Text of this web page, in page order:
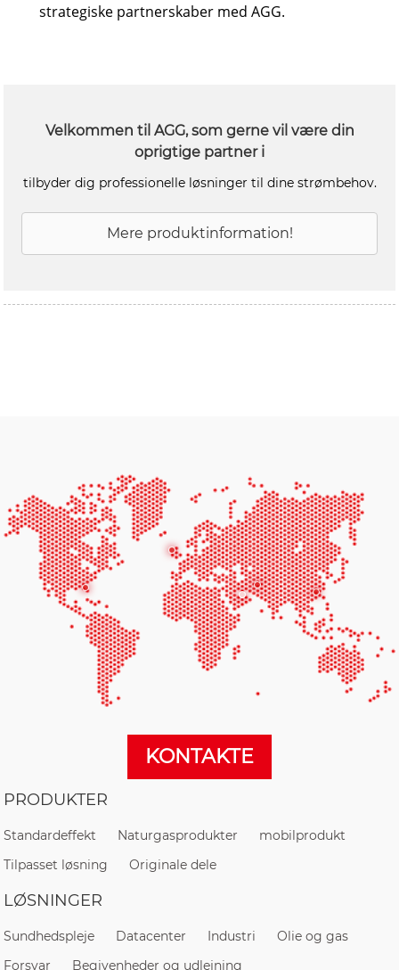
strategiske partnerskaber med AGG.
Velkommen til AGG, som gerne vil være din
oprigtige partner i
tilbyder dig professionelle løsninger til dine strømbehov.
Mere produktinformation!
KONTAKTE
PRODUKTER
Standardeffekt Naturgasprodukter
mobilprodukt
Tilpasset løsning
Originale dele
LØSNINGER
Sundhedspleje Datacenter Industri
Olie og gas
Forsvar
Begivenheder og udlejning